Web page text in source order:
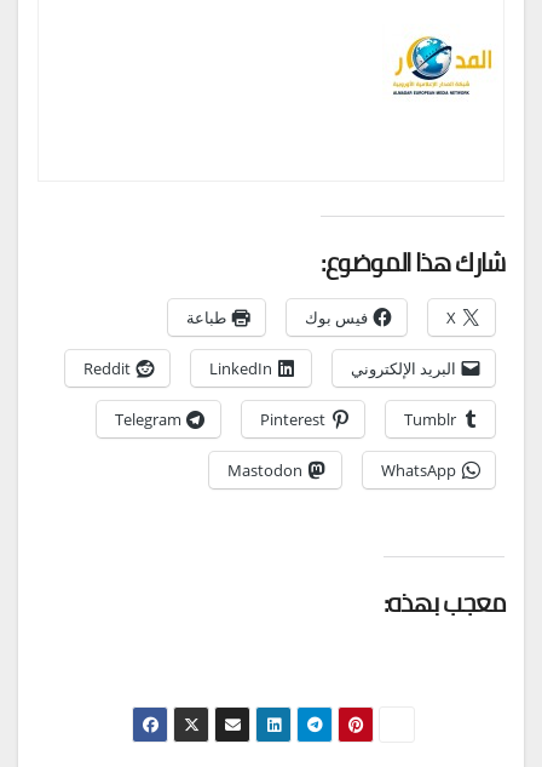
شارك هذا الموضوع:
X فيس بوك طباعة
البريد الإلكتروني LinkedIn
Reddit
Tumblr
Pinterest
Telegram
WhatsApp
Mastodon
معجب بهذه: